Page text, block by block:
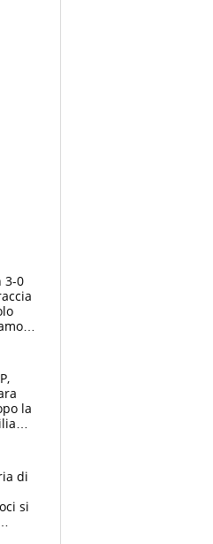
3-0
la
di
si